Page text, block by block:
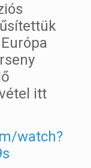
itt
watch?